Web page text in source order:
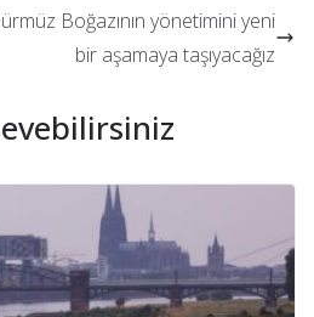
Boğazının yönetimini yeni
bir aşamaya taşıyacağız